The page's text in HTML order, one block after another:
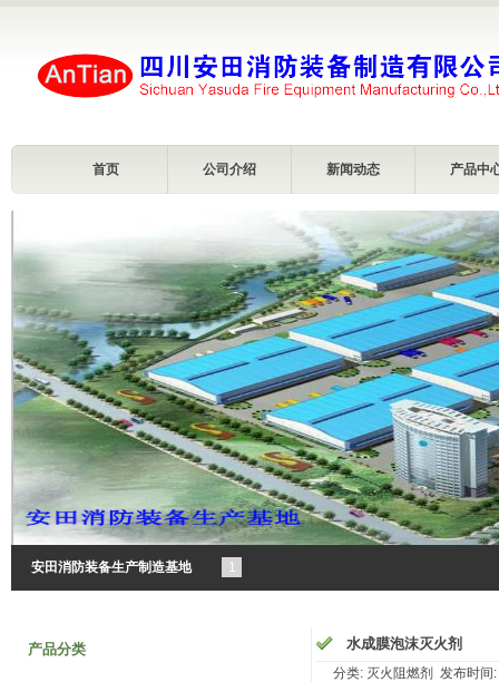
首页 公司介绍 新闻动态 产品中
安田消防装备生产制造基地 1
产品分类 水成膜泡沫灭火剂
分类: 灭火阻燃剂 发布时